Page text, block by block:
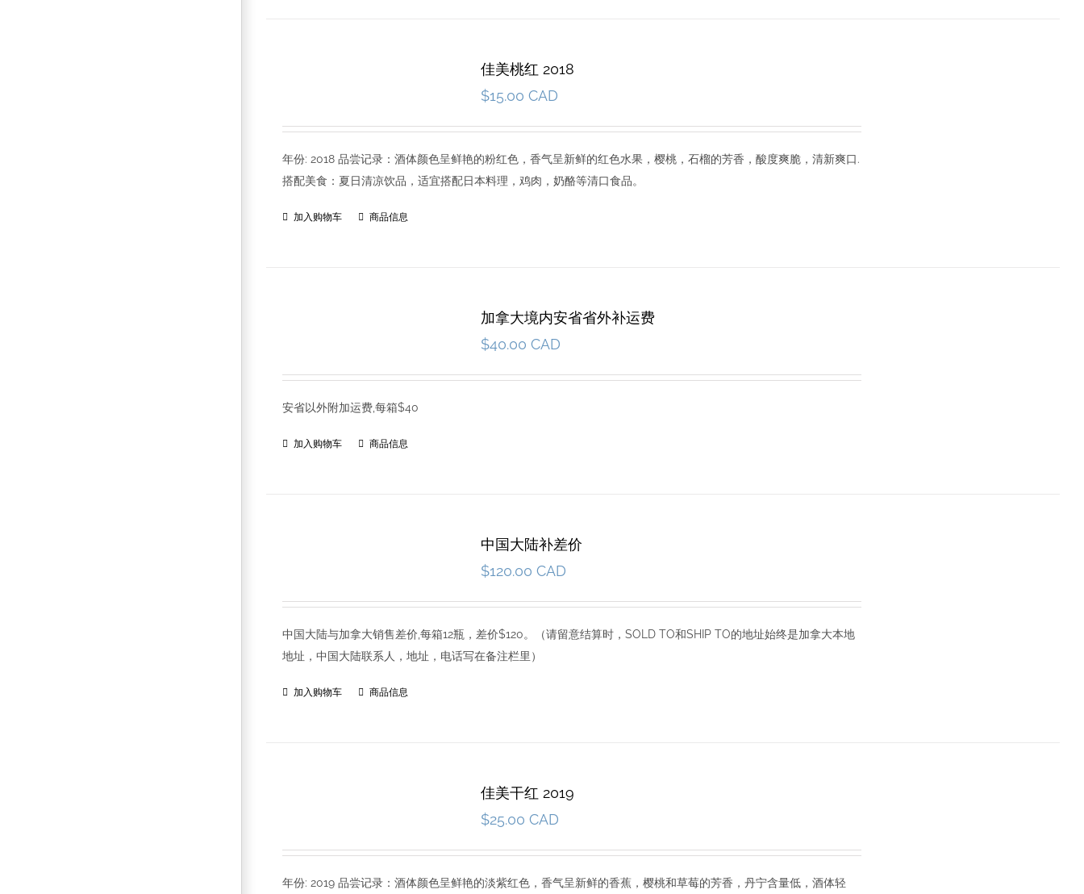
佳美桃红 2018
$15.00 CAD
年份: 2018 品尝记录：酒体颜色呈鲜艳的粉红色，香气呈新鲜的红色水果，樱桃，石榴的芳香，酸度爽脆，清新爽口.
搭配美食：夏日清凉饮品，适宜搭配日本料理，鸡肉，奶酪等清口食品。
加入购物车 商品信息
加拿大境内安省省外补运费
$40.00 CAD
安省以外附加运费,每箱$40
加入购物车 商品信息
中国大陆补差价
$120.00 CAD
中国大陆与加拿大销售差价,每箱12瓶，差价$120。（请留意结算时，SOLD TO和SHIP TO的地址始终是加拿大本地
地址，中国大陆联系人，地址，电话写在备注栏里）
加入购物车 商品信息
佳美干红 2019
$25.00 CAD
年份: 2019 品尝记录：酒体颜色呈鲜艳的淡紫红色，香气呈新鲜的香蕉，樱桃和草莓的芳香，丹宁含量低，酒体轻